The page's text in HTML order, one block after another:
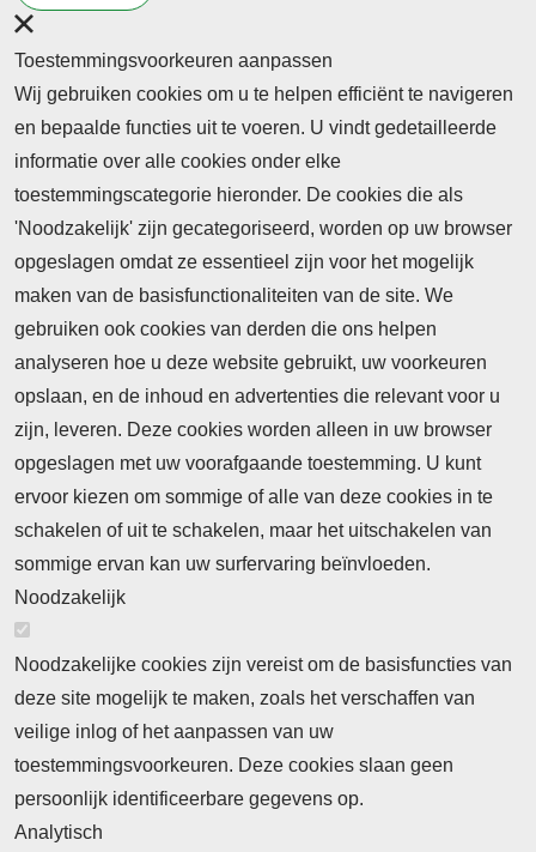
Toestemmingsvoorkeuren aanpassen
Wij gebruiken cookies om u te helpen efficiënt te navigeren
en bepaalde functies uit te voeren. U vindt gedetailleerde
informatie over alle cookies onder elke
toestemmingscategorie hieronder. De cookies die als
'Noodzakelijk' zijn gecategoriseerd, worden op uw browser
opgeslagen omdat ze essentieel zijn voor het mogelijk
maken van de basisfunctionaliteiten van de site. We
gebruiken ook cookies van derden die ons helpen
analyseren hoe u deze website gebruikt, uw voorkeuren
opslaan, en de inhoud en advertenties die relevant voor u
zijn, leveren. Deze cookies worden alleen in uw browser
opgeslagen met uw voorafgaande toestemming. U kunt
ervoor kiezen om sommige of alle van deze cookies in te
schakelen of uit te schakelen, maar het uitschakelen van
sommige ervan kan uw surfervaring beïnvloeden.
Noodzakelijk
Noodzakelijke cookies zijn vereist om de basisfuncties van
deze site mogelijk te maken, zoals het verschaffen van
veilige inlog of het aanpassen van uw
toestemmingsvoorkeuren. Deze cookies slaan geen
persoonlijk identificeerbare gegevens op.
Analytisch
Nieuws
Neem contact op
Algemene Leveringsvoorwaarden
Cookieverklaring
Privacyverklaring
Abonnementinformatie Inlogprocedure
Nieuws